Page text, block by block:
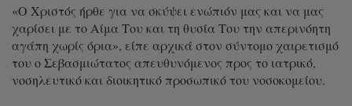
«Ο Χριστός ήρθε για να σκύψει ενώπιόν μας και να μας
χαρίσει με το Αίμα Του και τη θυσία Του την απερινόητη
αγάπη χωρίς όρια», είπε αρχικά στον σύντομο χαιρετισμό
του ο Σεβασμιώτατος απευθυνόμενος προς το ιατρικό,
νοσηλευτικό και διοικητικό προσωπικό του νοσοκομείου.